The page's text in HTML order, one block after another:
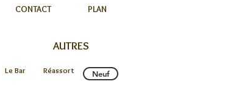
CONTACT PLAN
AUTRES
Le Bar Réassort Neuf